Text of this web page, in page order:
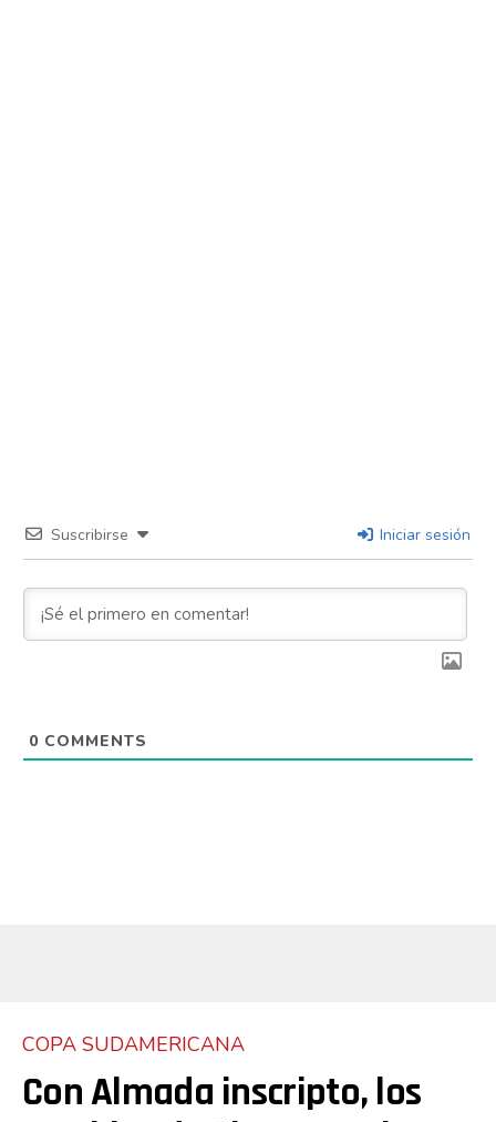
Suscribirse Iniciar sesión
0 COMMENTS
COPA SUDAMERICANA
Con Almada inscripto, los